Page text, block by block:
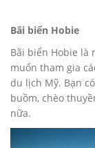
Bãi biển Hobie
Bãi biển Hobie là
muốn tham gia
du lịch Mỹ. Bạn
buồm, chèo
nữa.